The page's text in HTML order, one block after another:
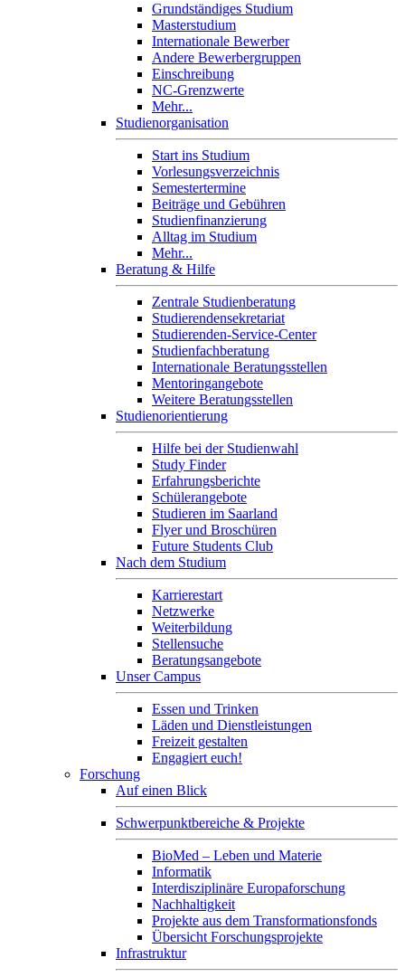
Grundständiges Studium
Masterstudium
Internationale Bewerber
Andere Bewerbergruppen
Einschreibung
NC-Grenzwerte
Mehr...
Studienorganisation
Start ins Studium
Vorlesungsverzeichnis
Semestertermine
Beiträge und Gebühren
Studienfinanzierung
Alltag im Studium
Mehr...
Beratung & Hilfe
Zentrale Studienberatung
Studierendensekretariat
Studierenden-Service-Center
Studienfachberatung
Internationale Beratungsstellen
Mentoringangebote
Weitere Beratungsstellen
Studienorientierung
Hilfe bei der Studienwahl
Study Finder
Erfahrungsberichte
Schülerangebote
Studieren im Saarland
Flyer und Broschüren
Future Students Club
Nach dem Studium
Karrierestart
Netzwerke
Weiterbildung
Stellensuche
Beratungsangebote
Unser Campus
Essen und Trinken
Läden und Dienstleistungen
Freizeit gestalten
Engagiert euch!
Forschung
Auf einen Blick
Schwerpunktbereiche & Projekte
BioMed – Leben und Materie
Informatik
Interdisziplinäre Europaforschung
Nachhaltigkeit
Projekte aus dem Transformationsfonds
Übersicht Forschungsprojekte
Infrastruktur